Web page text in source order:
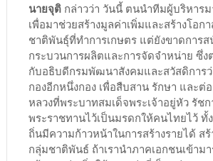
นายจุติ กล่าวว่า วันนี้ ตนนำทีมผู้บริหาร
เพื่อมาช่วยสร้างมูลค่าเพิ่มและสร้างโอก
ชาติพันธุ์ที่ทำการเกษตร แต่ยังขาดการ
กระบวนการผลิตและการจัดจำหน่าย ซึ่ง
กับอธิบดีกรมพัฒนาสังคมและสวัสดิการว่
กองอีกหนึ่งกอง เพื่อสืบสาน รักษา และต่
หลวงที่พระบาทสมเด็จพระเจ้าอยู่หัว รัช
พระราชทานไว้เป็นมรดกให้คนไทยไว้
ถิ่นมีความก้าวหน้าในการสร้างรายได้ ส
กลุ่มชาติพันธ์ ถ้าเรานำภาคเอกชนเข้าม